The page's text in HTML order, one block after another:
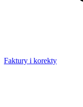
Faktury i korekty